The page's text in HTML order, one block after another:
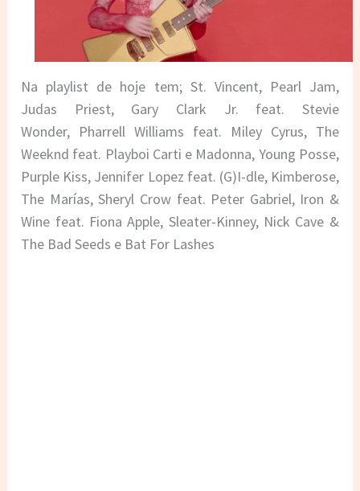
Na playlist de hoje tem; St. Vincent, Pearl Jam,
Judas Priest, Gary Clark Jr. feat. Stevie
Wonder, Pharrell Williams feat. Miley Cyrus, The
Weeknd feat. Playboi Carti e Madonna, Young Posse,
Purple Kiss, Jennifer Lopez feat. (G)I-dle, Kimberose,
The Marías, Sheryl Crow feat. Peter Gabriel, Iron &
Wine feat. Fiona Apple, Sleater-Kinney, Nick Cave &
The Bad Seeds e Bat For Lashes